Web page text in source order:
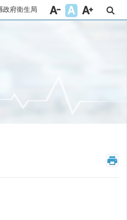
政府衛生局
_